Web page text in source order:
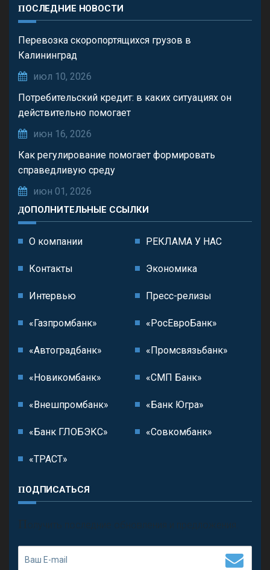
ПОСЛЕДНИЕ НОВОСТИ
Перевозка скоропортящихся грузов в
Калининград
июл 10, 2026
Потребительский кредит: в каких ситуациях он
действительно помогает
июн 16, 2026
Как регулирование помогает формировать
справедливую среду
июн 01, 2026
ДОПОЛНИТЕЛЬНЫЕ ССЫЛКИ
О компании РЕКЛАМА У НАС
Контакты Экономика
Интервью Пресс-релизы
«Газпромбанк» «РосЕвроБанк»
«Автоградбанк» «Промсвязьбанк»
«Новикомбанк» «СМП Банк»
«Внешпромбанк» «Банк Югра»
«Банк ГЛОБЭКС» «Совкомбанк»
«ТРАСТ»
ПОДПИСАТЬСЯ
П олучить последние обновления и предложения.